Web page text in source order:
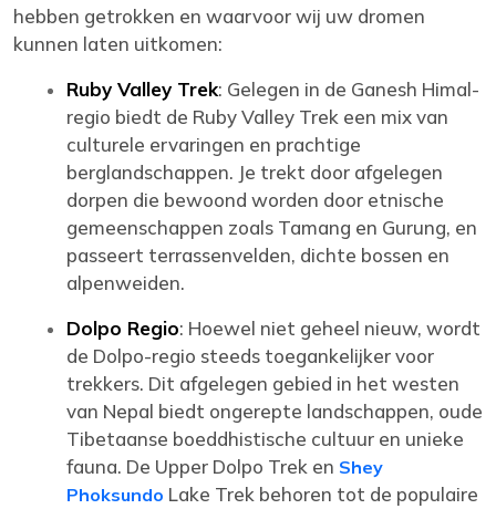
hebben getrokken en waarvoor wij uw dromen
kunnen laten uitkomen:
Ruby Valley Trek: Gelegen in de Ganesh Himal-
regio biedt de Ruby Valley Trek een mix van
culturele ervaringen en prachtige
berglandschappen. Je trekt door afgelegen
dorpen die bewoond worden door etnische
gemeenschappen zoals Tamang en Gurung, en
passeert terrassenvelden, dichte bossen en
alpenweiden.
Dolpo Regio: Hoewel niet geheel nieuw, wordt
de Dolpo-regio steeds toegankelijker voor
trekkers. Dit afgelegen gebied in het westen
van Nepal biedt ongerepte landschappen, oude
Tibetaanse boeddhistische cultuur en unieke
fauna. De Upper Dolpo Trek en Shey
Phoksundo Lake Trek behoren tot de populaire